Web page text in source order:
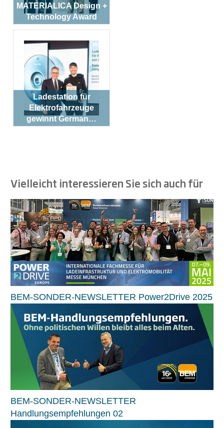
MATERIALICA Design +
Technology Award
Ladestation für
Elektrofahrzeuge
gewinnt German…
Vielleicht interessieren Sie sich auch für
BEM-SONDER-NEWSLETTER Power2Drive 2025
BEM-SONDER-NEWSLETTER
Handlungsempfehlungen 02